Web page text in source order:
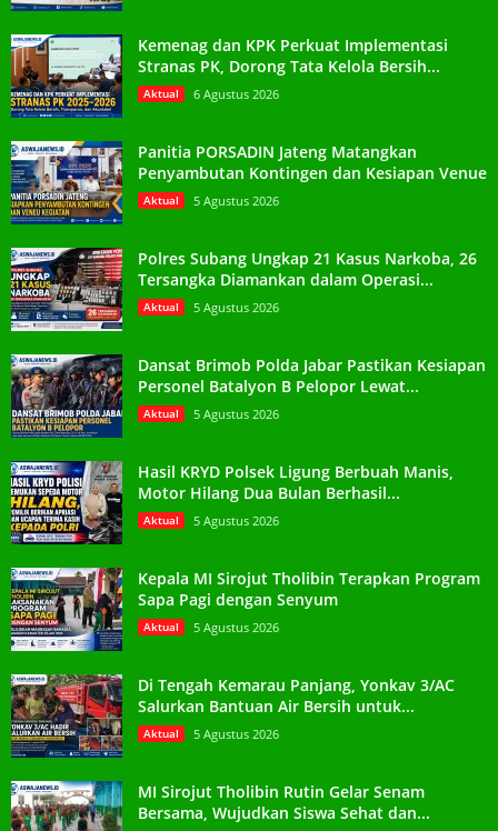
Kemenag dan KPK Perkuat Implementasi
Stranas PK, Dorong Tata Kelola Bersih...
Aktual 6 Agustus 2026
Panitia PORSADIN Jateng Matangkan
Penyambutan Kontingen dan Kesiapan Venue
Aktual 5 Agustus 2026
Polres Subang Ungkap 21 Kasus Narkoba, 26
Tersangka Diamankan dalam Operasi...
Aktual 5 Agustus 2026
Dansat Brimob Polda Jabar Pastikan Kesiapan
Personel Batalyon B Pelopor Lewat...
Aktual 5 Agustus 2026
Hasil KRYD Polsek Ligung Berbuah Manis,
Motor Hilang Dua Bulan Berhasil...
Aktual 5 Agustus 2026
Kepala MI Sirojut Tholibin Terapkan Program
Sapa Pagi dengan Senyum
Aktual 5 Agustus 2026
Di Tengah Kemarau Panjang, Yonkav 3/AC
Salurkan Bantuan Air Bersih untuk...
Aktual 5 Agustus 2026
MI Sirojut Tholibin Rutin Gelar Senam
Bersama, Wujudkan Siswa Sehat dan...